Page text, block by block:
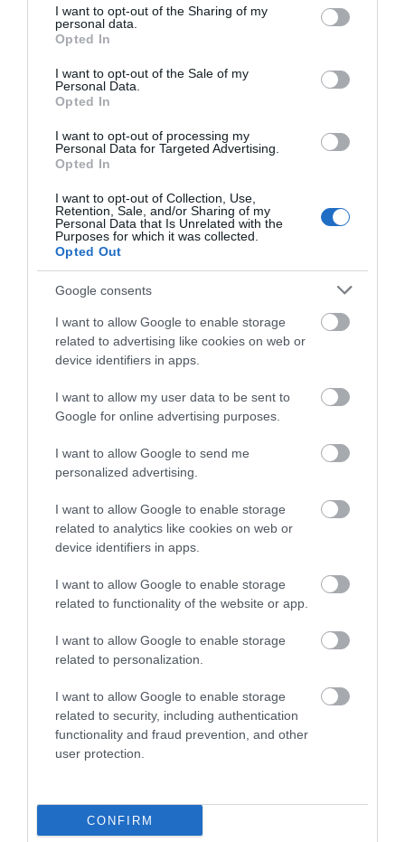
not limited to your visit or usage behaviour. You may click to
grant or deny consent to Google and its third-party tags to
use your data for below specified purposes in below Google
consent section.
I want to opt-out of the Sharing of my
personal data.
Opted In
I want to opt-out of the Sale of my
Personal Data.
Opted In
I want to opt-out of processing my
Personal Data for Targeted Advertising.
Opted In
I want to opt-out of Collection, Use,
Retention, Sale, and/or Sharing of my
Personal Data that Is Unrelated with the
Purposes for which it was collected.
Opted Out
Google consents
I want to allow Google to enable storage
related to advertising like cookies on web or
device identifiers in apps.
I want to allow my user data to be sent to
Google for online advertising purposes.
I want to allow Google to send me
personalized advertising.
I want to allow Google to enable storage
related to analytics like cookies on web or
device identifiers in apps.
I want to allow Google to enable storage
related to functionality of the website or app.
I want to allow Google to enable storage
related to personalization.
I want to allow Google to enable storage
related to security, including authentication
functionality and fraud prevention, and other
user protection.
CONFIRM
Με βάση την επιλογή
ενδιαφέρει τα ακόλουθα
1676401
4,65 €
Σχετικά προϊόντα